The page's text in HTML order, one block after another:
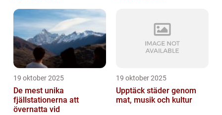
19 oktober 2025
De mest unika
fjällstationerna att
övernatta vid
19 oktober 2025
Upptäck städer genom
mat, musik och kultur